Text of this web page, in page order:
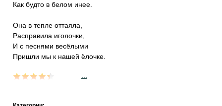
Как будто в белом инее.
Она в тепле оттаяла,
Расправила иголочки,
И с песнями весёлыми
Пришли мы к нашей ёлочке.